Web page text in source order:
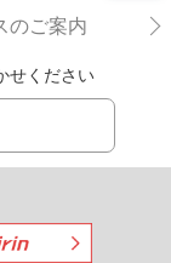
のご案内
せください